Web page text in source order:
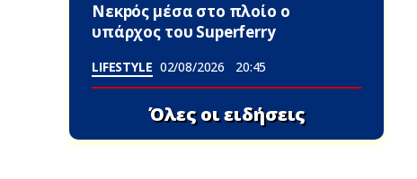
Νεκpός μέσα στο πλοίο ο
υπάρχος του Superferry
LIFESTYLE 02/08/2026 20:45
Όλες οι ειδήσεις